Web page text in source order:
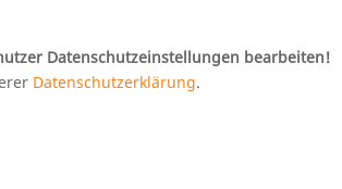
Datenschutzeinstellungen bearbeiten!
Datenschutzerklärung.